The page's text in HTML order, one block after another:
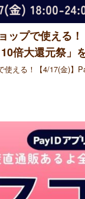
ップで使える
倍大還元祭」
使える！【4/17(金)】